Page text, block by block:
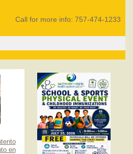
Call for more info: 757-474-1233
en